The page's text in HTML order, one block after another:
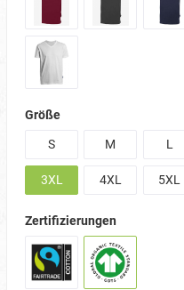
Größe
S
M L
3XL 4XL 5XL
Zertifizierungen